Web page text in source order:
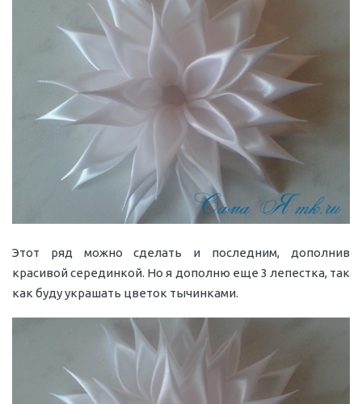
Этот ряд можно сделать и последним, дополнив
красивой серединкой. Но я дополню еще 3 лепестка, так
как буду украшать цветок тычинками.